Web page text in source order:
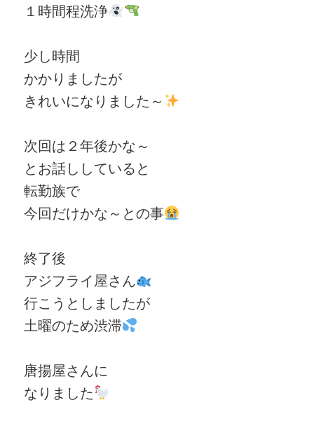
１時間程洗浄
少し時間
かかりましたが
きれいになりました～
次回は２年後かな～
とお話ししていると
転勤族で
今回だけかな～との事
終了後
アジフライ屋さん
行こうとしましたが
土曜のため渋滞
唐揚屋さんに
なりました